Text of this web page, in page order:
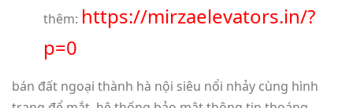
thêm: https://mirzaelevators.in/?
p=0
bán đất ngoại thành hà nội siêu nổi nhảy cùng hình